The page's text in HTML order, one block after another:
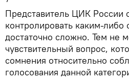
Представитель ЦИК России
контролировать каким-либо
достаточно сложно. Тем не
чувствительный вопрос,
сомнения относительно
голосования данной